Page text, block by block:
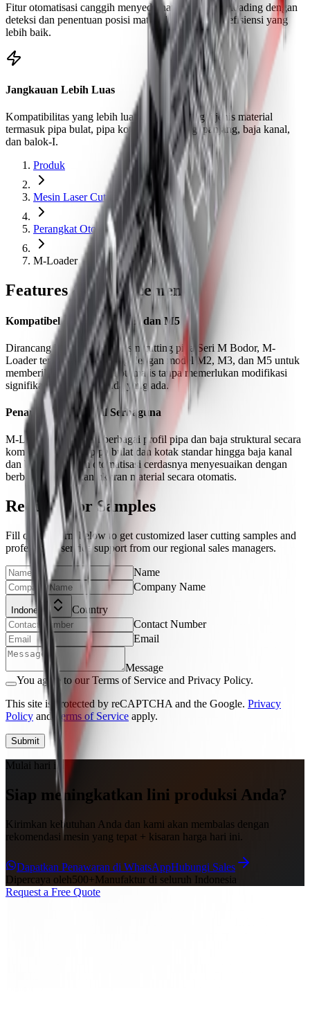
Fitur otomatisasi canggih menyederhanakan proses loading dengan
deteksi dan penentuan posisi material cerdas untuk efisiensi yang
lebih baik.
Jangkauan Lebih Luas
Kompatibilitas yang lebih luas dengan berbagai jenis material
termasuk pipa bulat, pipa kotak, pipa persegi panjang, baja kanal,
dan balok-I.
Produk
Mesin Laser Cutting
Perangkat Otomasi
M-Loader
Features & Enhancements
Kompatibel dengan M2, M3, dan M5
Dirancang khusus untuk mesin cutting pipa Seri M Bodor, M-
Loader terintegrasi langsung dengan model M2, M3, dan M5 untuk
memberikan loading pipa otomatis tanpa memerlukan modifikasi
signifikan pada setup Anda yang ada.
Penanganan Material Serbaguna
M-Loader menangani berbagai profil pipa dan baja struktural secara
komprehensif, dari pipa bulat dan kotak standar hingga baja kanal
dan balok-I. Sistem otomatisasi cerdasnya menyesuaikan dengan
berbagai bentuk dan ukuran material secara otomatis.
Request For Samples
Fill out the form below to get customized laser cutting samples and
professional service support from our regional sales managers.
Name
Company Name
Indonesia
Country
Contact Number
Email
Message
You agree to our Terms of Service and Privacy Policy.
This site is protected by reCAPTCHA and the Google. Privacy
Policy and Terms of Service apply.
Submit
Mulai hari ini
Siap meningkatkan lini produksi Anda?
Kirimkan kebutuhan Anda dan kami akan membalas dengan
rekomendasi mesin yang tepat + kisaran harga hari ini.
Dapatkan Penawaran di WhatsAppHubungi Sales
Dipercaya oleh500+Manufaktur di seluruh Indonesia
Request a Free Quote